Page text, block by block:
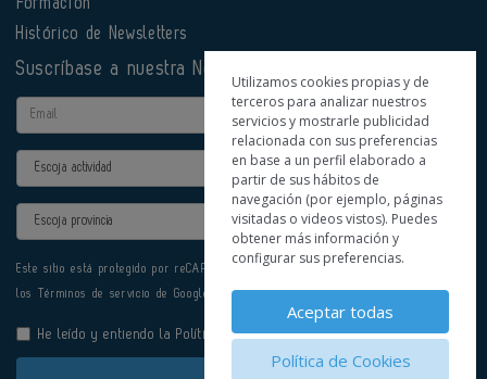
Histórico de Newsletters
Suscríbase a nuestra Newsletter
Email
Actividad
Provincia
Este sitio está protegido por reCAPTCHA y se aplican la
los Términos de servicio de Google.
He leído y entiendo la Política de Privacidad
Utilizamos cookies propias y de
terceros para analizar nuestros
servicios y mostrarle publicidad
relacionada con sus preferencias
en base a un perfil elaborado a
partir de sus hábitos de
navegación (por ejemplo, páginas
visitadas o videos vistos). Puedes
obtener más información y
configurar sus preferencias.
Aceptar todas
Política de Cookies